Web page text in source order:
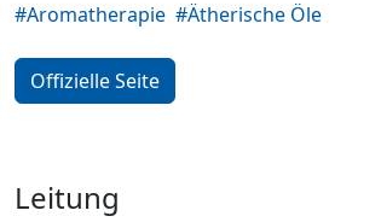
#Aromatherapie #Ätherische Öle
Offizielle Seite
Leitung